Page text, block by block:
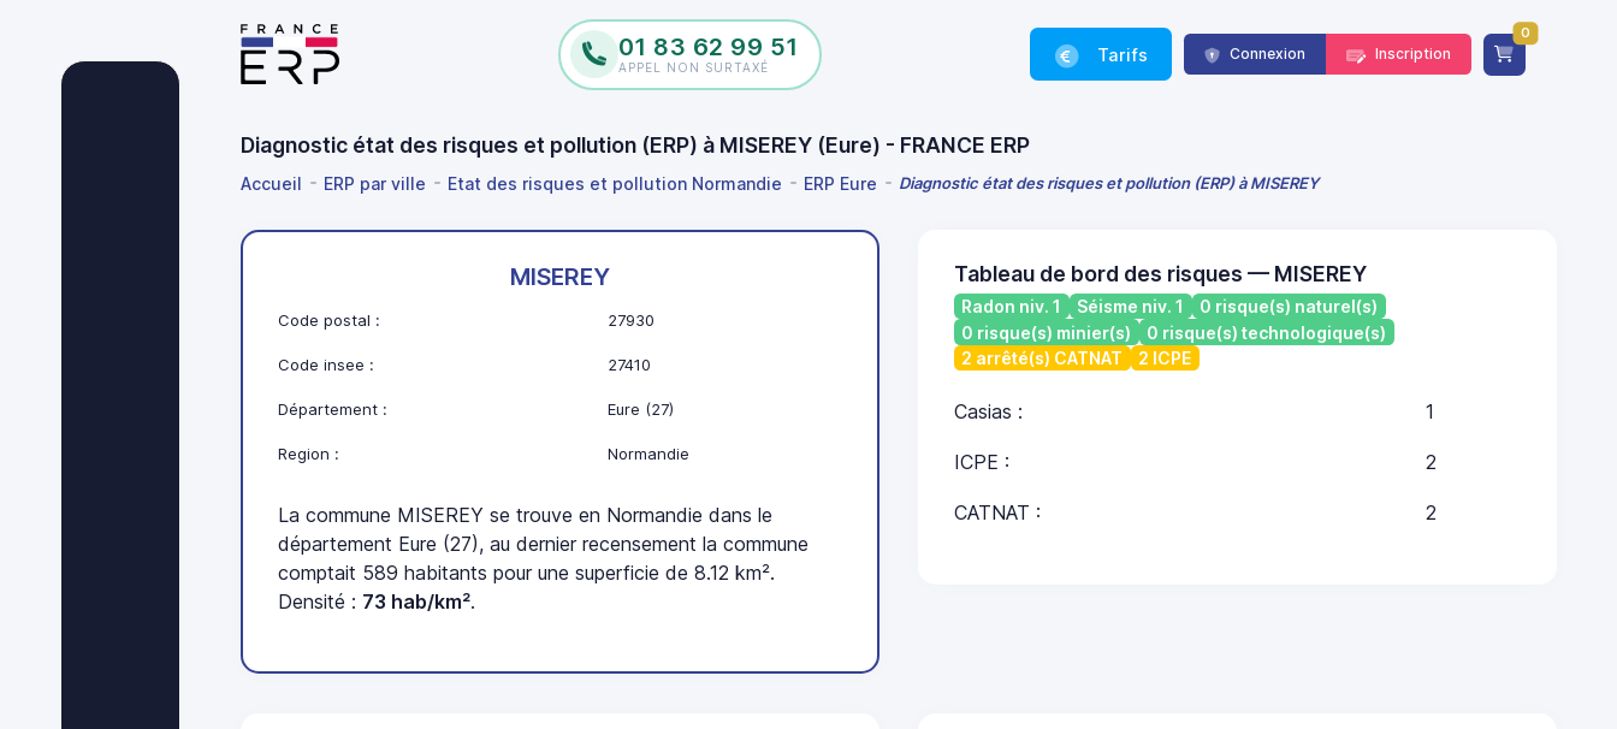
01 83 62 99 51
APPEL NON SURTAXÉ
Tarifs Connexion Inscription
0
Diagnostic état des risques et pollution (ERP) à MISEREY (Eure) - FRANCE ERP
Accueil ERP par ville Etat des risques et pollution Normandie ERP Eure Diagnostic état des risques et pollution (ERP) à MISEREY
MISEREY
Code postal : 27930
Code insee : 27410
Département : Eure (27)
Region : Normandie
La commune MISEREY se trouve en Normandie dans le
département Eure (27), au dernier recensement la commune
comptait 589 habitants pour une superficie de 8.12 km².
Densité : 73 hab/km².
Tableau de bord des risques — MISEREY
Radon niv. 1 Séisme niv. 1
0 risque(s) naturel(s)
0 risque(s) minier(s)
0 risque(s) technologique(s)
2 arrêté(s) CATNAT
2 ICPE
Casias : 1
ICPE : 2
CATNAT : 2